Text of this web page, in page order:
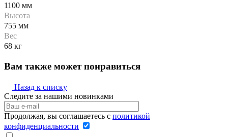
1100 мм
Высота
755 мм
Вес
68 кг
Вам также может понравиться
Назад к списку
Следите за нашими новинками
Продолжая, вы соглашаетесь с политикой
конфиденциальности